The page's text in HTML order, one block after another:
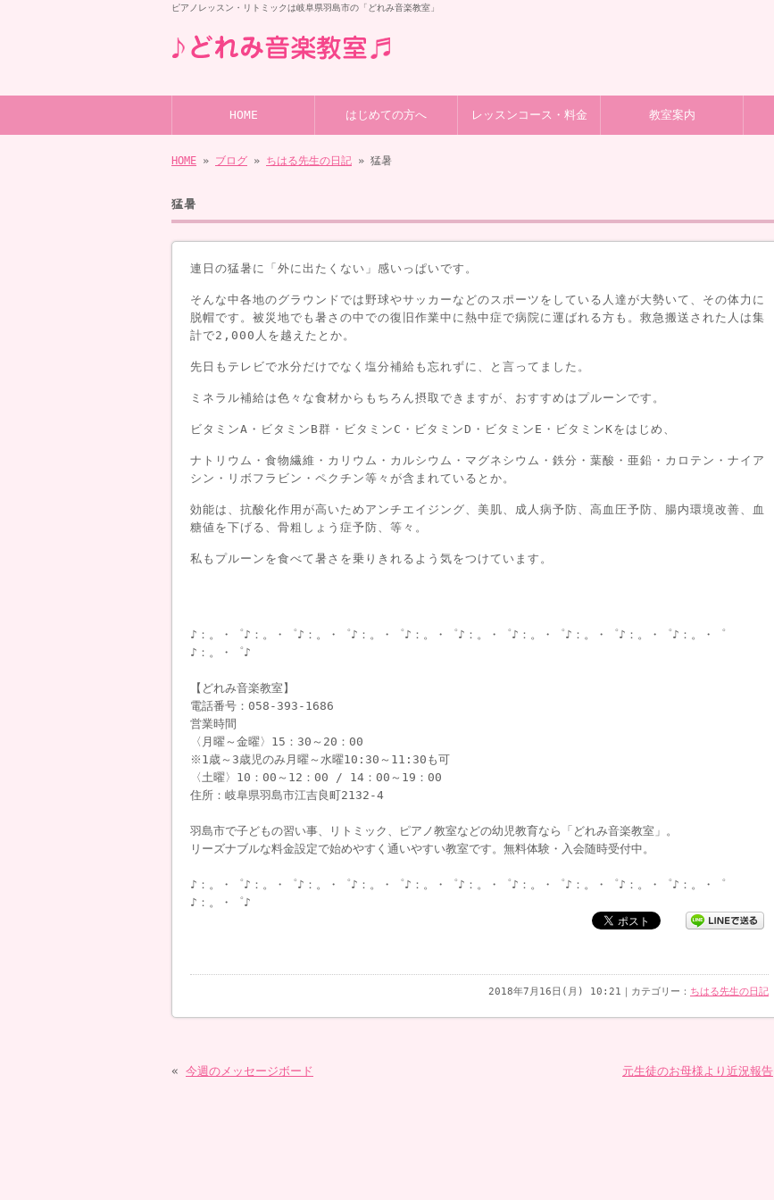
ピアノレッスン・リトミックは岐阜県羽島市の「どれみ音楽教室」
HOME はじめての方へ レッスンコース・料金 教室案内
HOME » ブログ » ちはる先生の日記 » 猛暑
猛暑
連日の猛暑に「外に出たくない」感いっぱいです。
そんな中各地のグラウンドでは野球やサッカーなどのスポーツをしている人達が大勢いて、その体力に
脱帽です。被災地でも暑さの中での復旧作業中に熱中症で病院に運ばれる方も。救急搬送された人は集
計で2,000人を越えたとか。
先日もテレビで水分だけでなく塩分補給も忘れずに、と言ってました。
ミネラル補給は色々な食材からもちろん摂取できますが、おすすめはプルーンです。
ビタミンA・ビタミンB群・ビタミンC・ビタミンD・ビタミンE・ビタミンKをはじめ、
ナトリウム・食物繊維・カリウム・カルシウム・マグネシウム・鉄分・葉酸・亜鉛・カロテン・ナイア
シン・リボフラビン・ペクチン等々が含まれているとか。
効能は、抗酸化作用が高いためアンチエイジング、美肌、成人病予防、高血圧予防、腸内環境改善、血
糖値を下げる、骨粗しょう症予防、等々。
私もプルーンを食べて暑さを乗りきれるよう気をつけています。
♪：。・゜♪：。・゜♪：。・゜♪：。・゜♪：。・゜♪：。・゜♪：。・゜♪：。・゜♪：。・゜♪：。・゜
♪：。・゜♪
【どれみ音楽教室】
電話番号：058-393-1686
営業時間
〈月曜～金曜〉15：30～20：00
※1歳～3歳児のみ月曜～水曜10:30～11:30も可
〈土曜〉10：00～12：00 / 14：00～19：00
住所：岐阜県羽島市江吉良町2132-4
羽島市で子どもの習い事、リトミック、ピアノ教室などの幼児教育なら「どれみ音楽教室」。
リーズナブルな料金設定で始めやすく通いやすい教室です。無料体験・入会随時受付中。
♪：。・゜♪：。・゜♪：。・゜♪：。・゜♪：。・゜♪：。・゜♪：。・゜♪：。・゜♪：。・゜♪：。・゜
♪：。・゜♪
2018年7月16日(月) 10:21｜カテゴリー： ちはる先生の日記
« 今週のメッセージボード 元生徒のお母様より近況報告